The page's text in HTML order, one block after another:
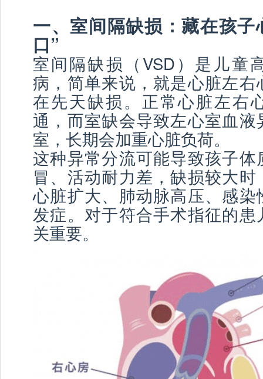
一、室间隔缺损：藏在孩子
口”
室间隔缺损（VSD）是儿童
病，简单来说，就是心脏左
在先天缺损。正常心脏左右
通，而室缺会导致左心室血
室，长期会加重心脏负荷。
这种异常分流可能导致孩子
冒、活动耐力差，缺损较大
心脏扩大、肺动脉高压、感
发症。对于符合手术指征的
关重要。